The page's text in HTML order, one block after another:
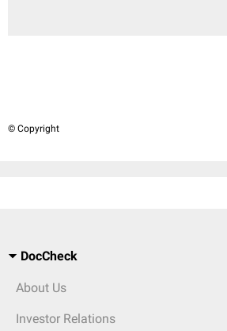
© Copyright
DocCheck
About Us
Investor Relations